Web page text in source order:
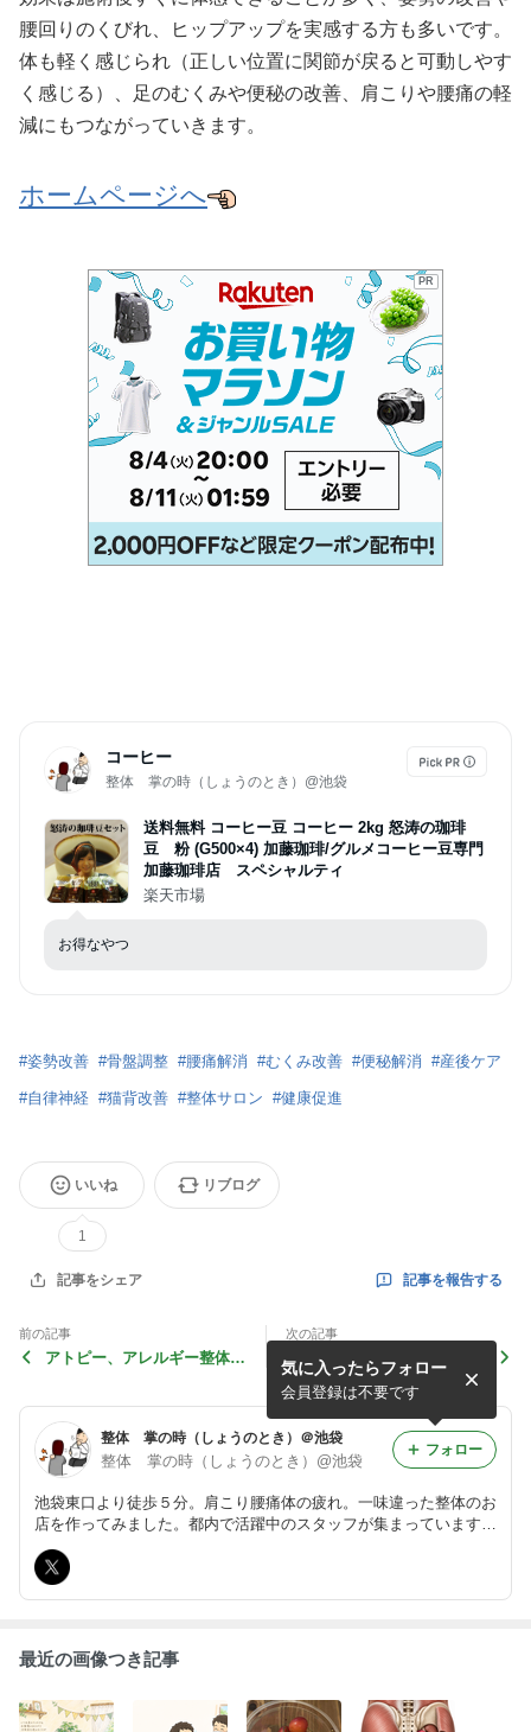
腰回りのくびれ、ヒップアップを実感する方も多いです。
体も軽く感じられ（正しい位置に関節が戻ると可動しやす
く感じる）、足のむくみや便秘の改善、肩こりや腰痛の軽
減にもつながっていきます。
ホームページへ
PR
コーヒー
整体 掌の時（しょうのとき）@池袋
送料無料 コーヒー豆 コーヒー 2kg 怒涛の珈琲
豆 粉 (G500×4) 加藤珈琲/グルメコーヒー豆専門
加藤珈琲店 スペシャルティ
楽天市場
お得なやつ
#姿勢改善 #骨盤調整 #腰痛解消 #むくみ改善 #便秘解消 #産後ケア
#自律神経 #猫背改善 #整体サロン #健康促進
いいね
1
リブログ
記事をシェア 記事を報告する
前の記事
アトピー、アレルギー整体っ
次の記事
整体は痛くない？
整体 掌の時（しょうのとき）＠池袋
整体 掌の時（しょうのとき）@池袋
池袋東口より徒歩５分。肩こり腰痛体の疲れ。一味違った整体のお
店を作ってみました。都内で活躍中のスタッフが集まっています。
ゆったりと自分の時間を過ごし心と体をケアしたい方におススメし
ます。ゆったりとリラクゼーションから病院でもよくならない症状
まで。
気に入ったらフォロー
会員登録は不要です
フォロー
最近の画像つき記事